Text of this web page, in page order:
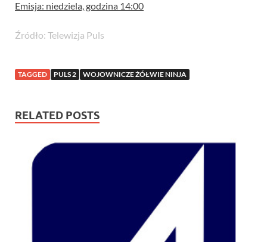
Emisja: niedziela, godzina 14:00
Źródło: Telewizja Puls
TAGGED PULS 2 WOJOWNICZE ŻÓŁWIE NINJA
RELATED POSTS